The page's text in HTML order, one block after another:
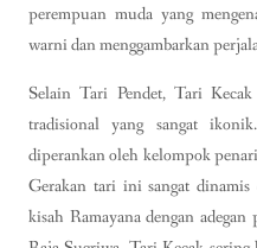
perempuan muda yang
warni dan menggambarkan
Selain Tari Pendet, Tari
tradisional yang sangat
diperankan oleh kelompok
Gerakan tari ini sangat dinamis
kisah Ramayana dengan